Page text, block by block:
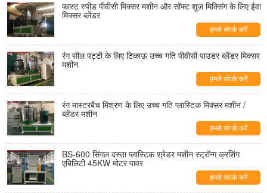
फास्ट स्पीड पीवीसी मिक्सर मशीन और सॉफ्ट शूज़ मिक्सिंग के लिए ईवा
मिक्सर ब्लेंडर
हमसे संपर्क करें
रंग सील पट्टी के लिए टिकाऊ उच्च गति पीवीसी पाउडर ब्लेंडर मिक्सर
मशीन
हमसे संपर्क करें
रंग मास्टरबैच मिश्रण के लिए उच्च गति प्लास्टिक मिक्सर मशीन /
ब्लेंडर मशीन
हमसे संपर्क करें
BS-600 सिंगल दस्ता प्लास्टिक श्रेडर मशीन स्ट्रॉन्ग क्रशिंग
एबिलिटी 45KW मोटर पावर
हमसे संपर्क करें